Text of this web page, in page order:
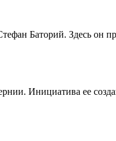
Баторий. Здесь он
Инициатива ее